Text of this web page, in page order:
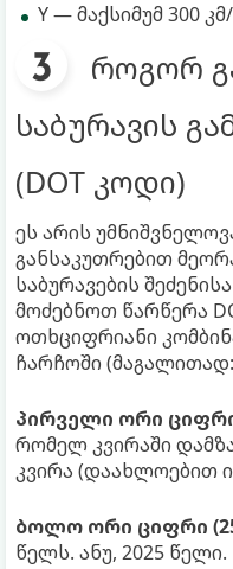
Y — მაქსიმუმ 300
როგორ
საბურავის
(DOT კოდი)
ეს არის
განსაკუთრებით
საბურავების
მოძებნოთ წარწერა
ოთხციფრიანი
ჩარჩოში (მაგალითად:
პირველი ორი ციფრი
რომელ კვირაში
კვირა (დაახლოებით
ბოლო ორი ციფრი
წელს. ანუ, 2025 წელი.